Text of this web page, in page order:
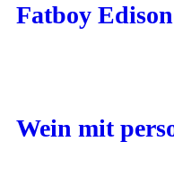
Fatboy
Wein mit